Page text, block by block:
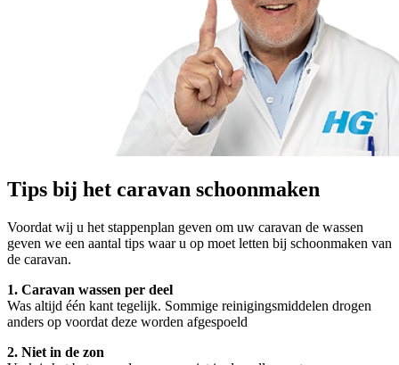
Tips bij het caravan schoonmaken
Voordat wij u het stappenplan geven om uw caravan de wassen
geven we een aantal tips waar u op moet letten bij schoonmaken van
de caravan.
1. Caravan wassen per deel
Was altijd één kant tegelijk. Sommige reinigingsmiddelen drogen
anders op voordat deze worden afgespoeld
2. Niet in de zon